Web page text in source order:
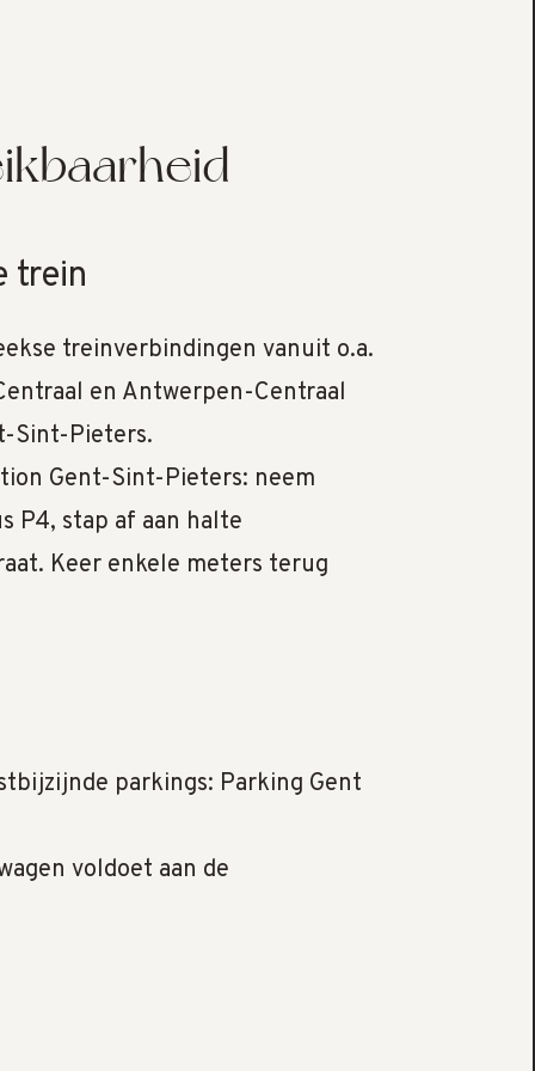
trein
treinverbindingen vanuit o.a.
en Antwerpen-Centraal
Sint-Pieters.
Gent-Sint-Pieters: neem
P4, stap af aan halte
Keer enkele meters terug
parkings: Parking Gent
voldoet aan de